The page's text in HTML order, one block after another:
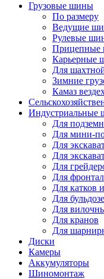
Грузовые шины
По размеру
Ведущие
Рулевые
Карьерные
Для
Зимние
Камаз
Индустриальные
Для
Для мини-
Для
Для
Для
Для
Для катков
Для
Для
Для кранов
Для
Диски
Камеры
Аккумуляторы
Шиномонтаж